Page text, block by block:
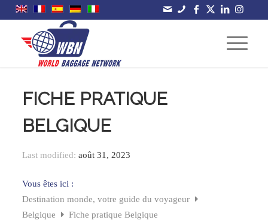
FICHE PRATIQUE
BELGIQUE
Last modified:août 31, 2023
Vous êtes ici :
Destination monde, votre guide du voyageur
Belgique
Fiche pratique Belgique